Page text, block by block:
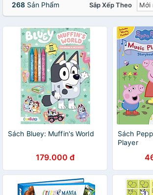
268 Sản Phẩm Sắp Xếp Theo
Sách Bluey: Muffin's World
179.000 đ
Sách
Player